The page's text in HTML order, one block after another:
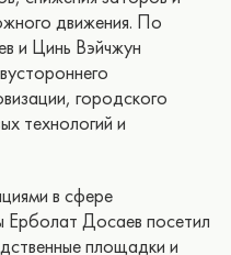
движения. По
и Цинь Вэйчжун
городского
технологий и
в сфере
Ерболат Досаев посетил
площадки и